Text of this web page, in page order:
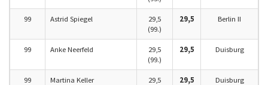
99 Astrid Spiegel
29,5
(99.)
29,5 Berlin II
99 Anke Neerfeld
29,5
(99.)
29,5 Duisburg
99 Martina Keller
29,5
29,5 Duisburg